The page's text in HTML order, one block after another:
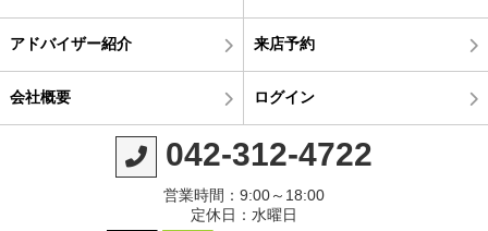
アドバイザー紹介 来店予約
会社概要 ログイン
042-312-4722
営業時間：9:00～18:00
定休日：水曜日